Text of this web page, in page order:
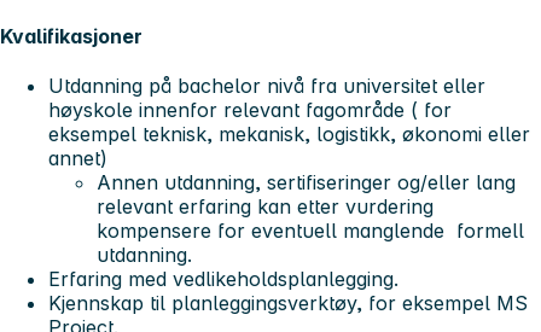
Kvalifikasjoner
Utdanning på bachelor nivå fra universitet eller
høyskole innenfor relevant fagområde ( for
eksempel teknisk, mekanisk, logistikk, økonomi eller
annet)
Annen utdanning, sertifiseringer og/eller lang
relevant erfaring kan etter vurdering
kompensere for eventuell manglende formell
utdanning.
Erfaring med vedlikeholdsplanlegging.
Kjennskap til planleggingsverktøy, for eksempel MS
Project.